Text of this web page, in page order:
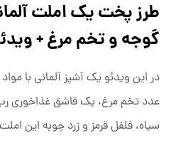
طرز پخت یک املت
گوجه و تخم مرغ +
عدد تخم مرغ، یک قاشق غذاخوری
سیاه، فلفل قرمز و زرد چوبه این